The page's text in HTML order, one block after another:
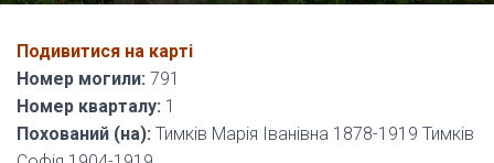
Г
Подивитися на карті
Номер могили: 791
Номер кварталу: 1
Похований (на): Тимків Марія Іванівна 1878-1919 Тимків